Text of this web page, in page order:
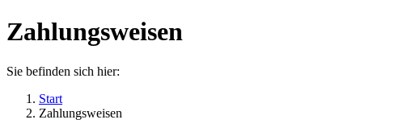
Zahlungsweisen
Sie befinden sich hier:
Start
Zahlungsweisen